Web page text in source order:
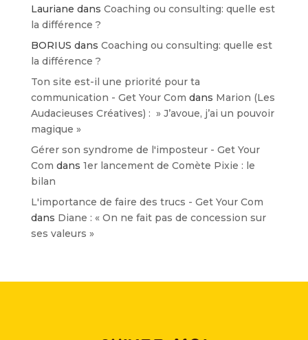
Lauriane dans Coaching ou consulting: quelle est
la différence ?
BORIUS dans Coaching ou consulting: quelle est
la différence ?
Ton site est-il une priorité pour ta
communication - Get Your Com dans Marion (Les
Audacieuses Créatives) : » J’avoue, j’ai un pouvoir
magique »
Gérer son syndrome de l'imposteur - Get Your
Com dans 1er lancement de Comète Pixie : le
bilan
L'importance de faire des trucs - Get Your Com
dans Diane : « On ne fait pas de concession sur
ses valeurs »